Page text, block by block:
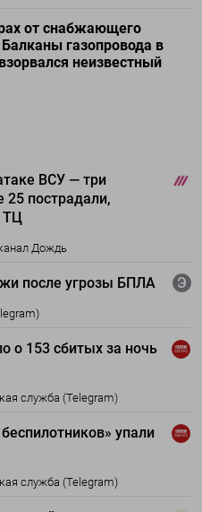
от снабжающего
газопровода в
неизвестный